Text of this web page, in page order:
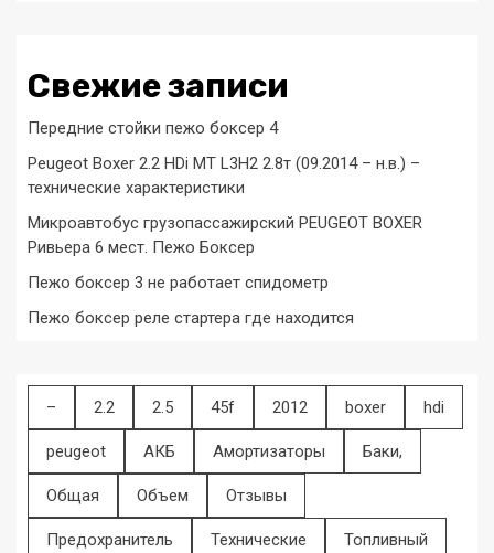
Свежие записи
Передние стойки пежо боксер 4
Peugeot Boxer 2.2 HDi MT L3H2 2.8т (09.2014 – н.в.) –
технические характеристики
Микроавтобус грузопассажирский PEUGEOT BOXER
Ривьера 6 мест. Пежо Боксер
Пежо боксер 3 не работает спидометр
Пежо боксер реле стартера где находится
– 2.2 2.5 45f 2012 boxer hdi
peugeot АКБ Амортизаторы Баки,
Общая Объем Отзывы
Предохранитель Технические Топливный